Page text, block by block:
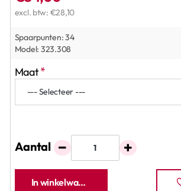
Spaarpunten:34
Model: 323.308
excl. btw: €28,10
Maat
Aantal
In winkelwagen